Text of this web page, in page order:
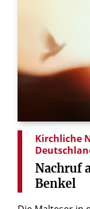
Kirchliche
Nachruf
Benkel